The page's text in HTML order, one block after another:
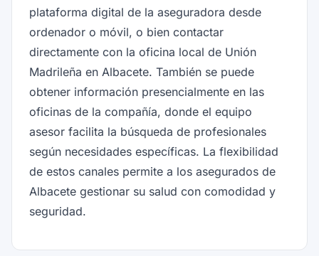
plataforma digital de la aseguradora desde
ordenador o móvil, o bien contactar
directamente con la oficina local de Unión
Madrileña en Albacete. También se puede
obtener información presencialmente en las
oficinas de la compañía, donde el equipo
asesor facilita la búsqueda de profesionales
según necesidades específicas. La flexibilidad
de estos canales permite a los asegurados de
Albacete gestionar su salud con comodidad y
seguridad.